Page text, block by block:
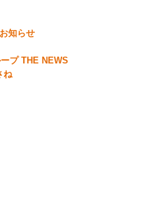
知らせ
プ THE NEWS
ね